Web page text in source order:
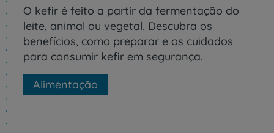
O kefir é feito a partir da fermentação do
leite, animal ou vegetal. Descubra os
benefícios, como preparar e os cuidados
para consumir kefir em segurança.
Alimentação